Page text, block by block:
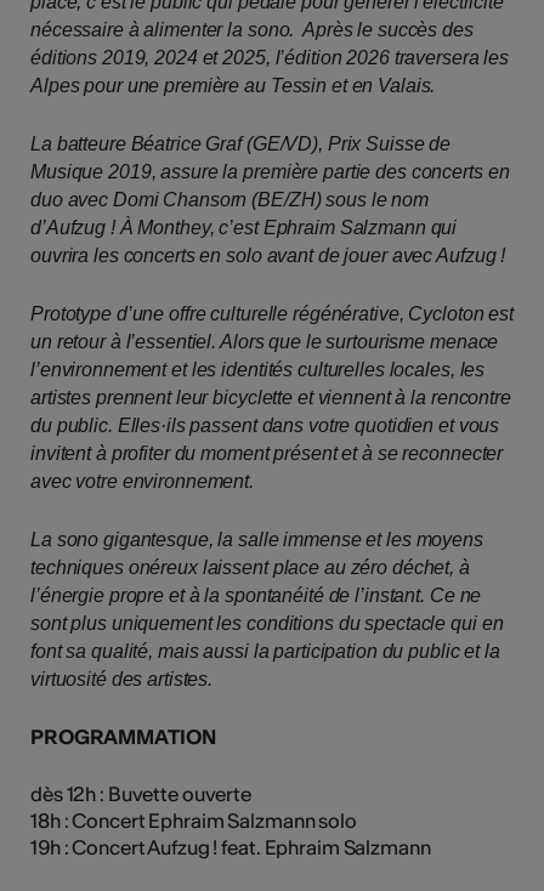
nécessaire à alimenter la sono. Après le succès des
éditions 2019, 2024 et 2025, l’édition 2026 traversera les
Alpes pour une première au Tessin et en Valais.
La batteure Béatrice Graf (GE/VD), Prix Suisse de
Musique 2019, assure la première partie des concerts en
duo avec Domi Chansorn (BE/ZH) sous le nom
d’Aufzug ! À Monthey, c’est Ephraim Salzmann qui
ouvrira les concerts en solo avant de jouer avec Aufzug !
Prototype d’une offre culturelle régénérative, Cycloton est
un retour à l’essentiel. Alors que le surtourisme menace
l’environnement et les identités culturelles locales, les
artistes prennent leur bicyclette et viennent à la rencontre
du public. Elles·ils passent dans votre quotidien et vous
invitent à profiter du moment présent et à se reconnecter
avec votre environnement.
La sono gigantesque, la salle immense et les moyens
techniques onéreux laissent place au zéro déchet, à
l’énergie propre et à la spontanéité de l’instant. Ce ne
sont plus uniquement les conditions du spectacle qui en
font sa qualité, mais aussi la participation du public et la
virtuosité des artistes.
PROGRAMMATION
dès 12h : Buvette ouverte
18h : Concert Ephraim Salzmann solo
19h : Concert Aufzug ! feat. Ephraim Salzmann